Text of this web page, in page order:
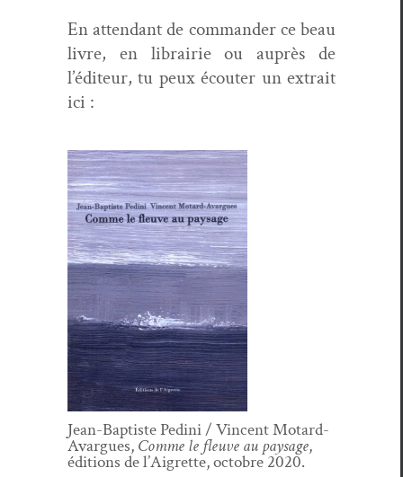
En atten­dant de com­man­der ce beau
livre, en librairie ou auprès de
l’éditeur, tu peux écouter un extrait
ici :
Jean-Bap­tiste Pedi­ni / Vin­cent Motard-
Avar­gues, Comme le fleuve au paysage,
édi­tions de l’Aigrette, octo­bre 2020.